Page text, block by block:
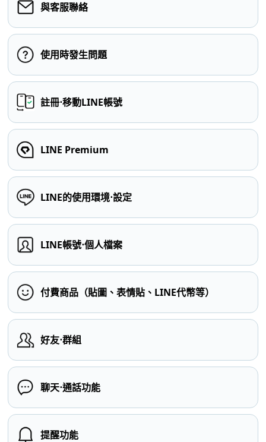
與客服聯絡
使用時發生問題
註冊⋅移動LINE帳號
LINE Premium
LINE的使用環境⋅設定
LINE帳號⋅個人檔案
付費商品（貼圖、表情貼、LINE代幣等）
好友⋅群組
聊天⋅通話功能
提醒功能